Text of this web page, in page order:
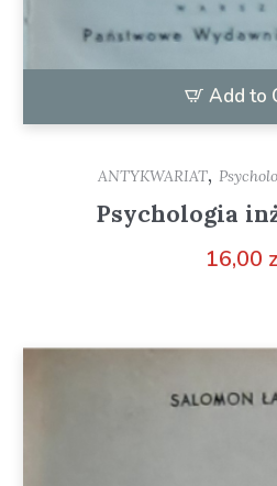
Add to
ANTYKWARIAT,
Psychologia
16,00